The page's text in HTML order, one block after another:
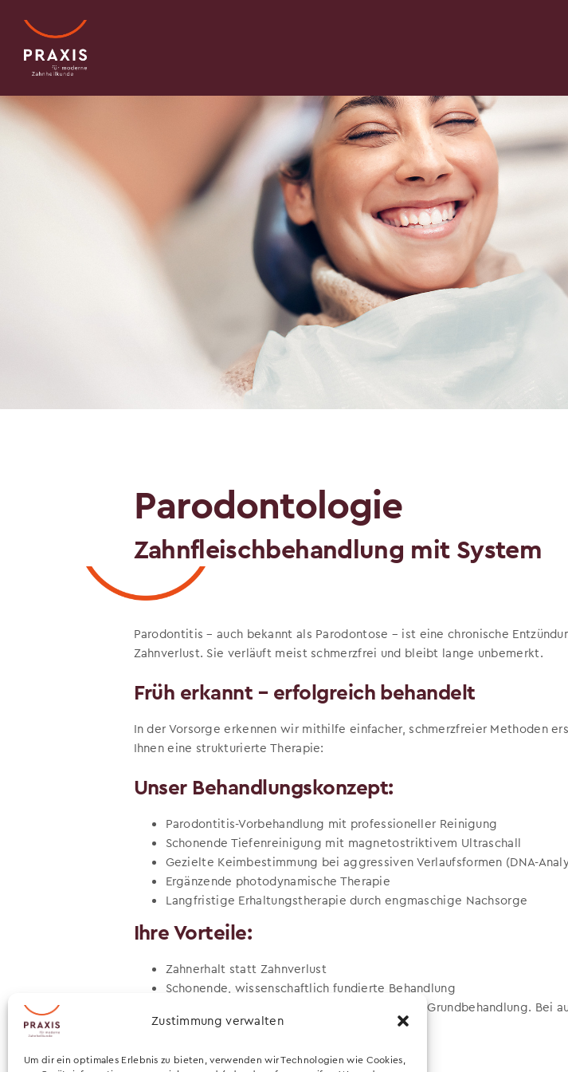
Zustimmung verwalten
Um dir ein optimales Erlebnis zu bieten, verwenden wir Technologien wie Cookies,
Parodontologie
Zahnfleischbehandlung mit System
Parodontitis – auch bekannt als Parodontose – ist eine chronische
Zahnverlust. Sie verläuft meist schmerzfrei und bleibt lange unbemerkt.
Früh erkannt – erfolgreich behandelt
In der Vorsorge erkennen wir mithilfe einfacher, schmerzfreier Methoden
Ihnen eine strukturierte Therapie:
Unser Behandlungskonzept:
Parodontitis-Vorbehandlung mit professioneller Reinigung
Schonende Tiefenreinigung mit magnetostriktivem Ultraschall
Gezielte Keimbestimmung bei aggressiven Verlaufsformen (DNA-
Ergänzende photodynamische Therapie
Langfristige Erhaltungstherapie durch engmaschige Nachsorge
Ihre Vorteile:
Zahnerhalt statt Zahnverlust
Schonende, wissenschaftlich fundierte Behandlung
Die gesetzliche Krankenkasse übernimmt die Grundbehandlung.
wir beraten Sie hierzu gerne und transparent.